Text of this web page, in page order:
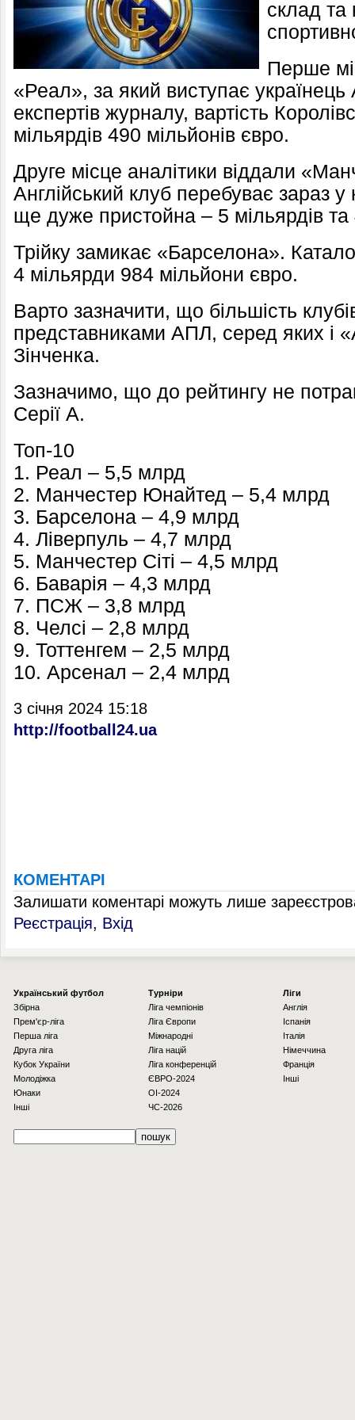
склад та
Перше
«Реал», за який виступає
експертів журналу, вартість
мільярдів 490 мільйонів євро.
Друге місце аналітики віддали
Англійський клуб перебуває зараз у
ще дуже пристойна – 5 мільярдів та
Трійку замикає «Барселона».
4 мільярди 984 мільйони євро.
Варто зазначити, що більшість
представниками АПЛ, серед яких і
Зінченка.
Зазначимо, що до рейтингу не
Серії А.
Топ-10
1. Реал – 5,5 млрд
2. Манчестер Юнайтед – 5,4 млрд
3. Барселона – 4,9 млрд
4. Ліверпуль – 4,7 млрд
5. Манчестер Сіті – 4,5 млрд
6. Баварія – 4,3 млрд
7. ПСЖ – 3,8 млрд
8. Челсі – 2,8 млрд
9. Тоттенгем – 2,5 млрд
10. Арсенал – 2,4 млрд
3 січня 2024 15:18
http://football24.ua
КОМЕНТАРІ
Залишати коментарі можуть лише
Реєстрація, Вхід
Українcький футбол
Збірна
Прем'єр-ліга
Перша ліга
Друга ліга
Кубок України
Молодіжка
Юнаки
Інші
Турніри
Ліга чемпіонів
Ліга Європи
Міжнародні
Ліга націй
Ліга конференцій
ЄВРО-2024
OI-2024
ЧС-2026
Ліги
Англія
Іспанія
Італія
Німеччина
Франція
Інші